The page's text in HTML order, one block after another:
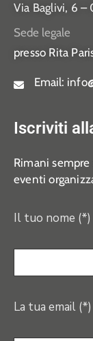
Via Baglivi, 6 –
Sede legale
presso Rita
Email:
Iscriviti
Rimani
eventi
Il tuo nome (*)
La tua email (*)